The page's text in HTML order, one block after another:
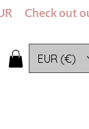
EUR (€)